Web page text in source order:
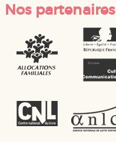
Nos partenaires